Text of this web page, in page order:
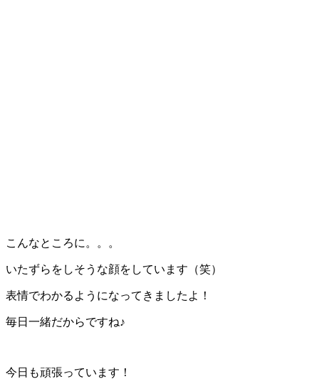
こんなところに。。。
いたずらをしそうな顔をしています（笑）
表情でわかるようになってきましたよ！
毎日一緒だからですね♪
今日も頑張っています！